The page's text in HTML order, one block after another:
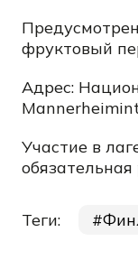
фруктовый
Адрес:
Участие в
обязательная
Теги: